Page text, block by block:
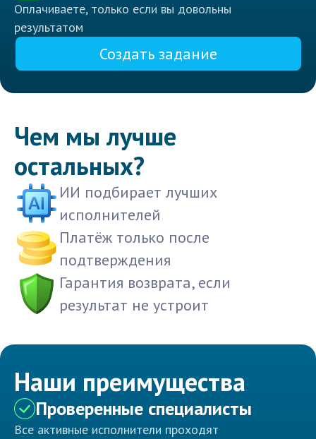
Оплачиваете, только если вы довольны
результатом
Создать задание
Чем мы лучше
остальных?
ИИ подбирает лучших
исполнителей
Платёж только после
подтверждения
Гарантия возврата, если
результат не устроит
Наши преимущества
Проверенные специалисты
Все активные исполнители проходят